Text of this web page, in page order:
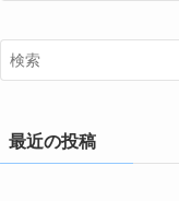
最近の投稿